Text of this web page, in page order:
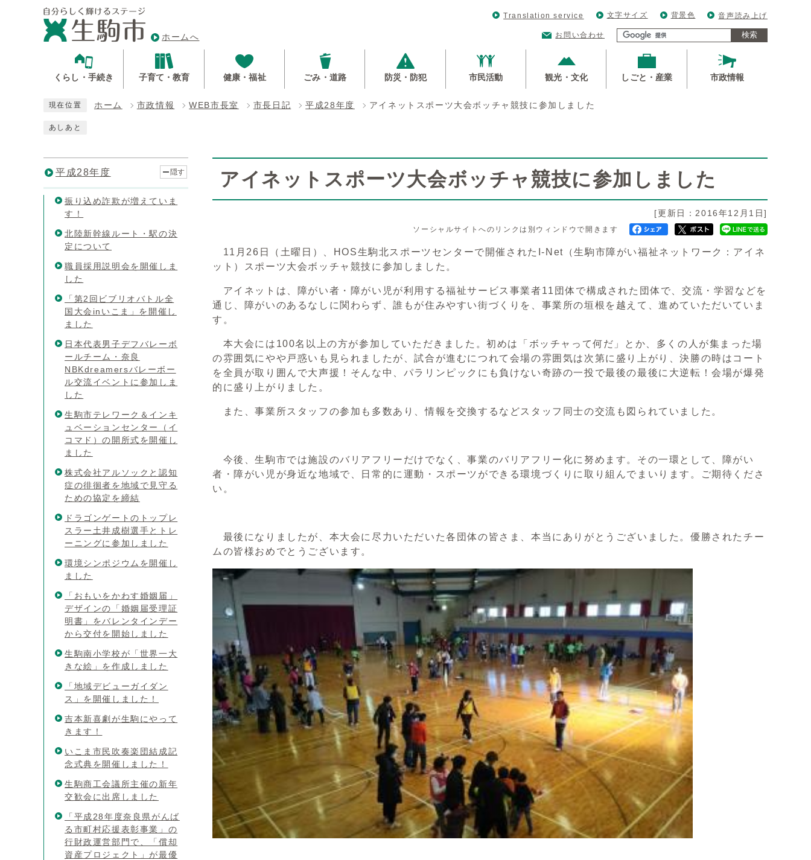
ホームへ
Translation service 文字サイズ 背景色 音声読み上げ
お問い合わせ 検索
くらし・手続き 子育て・教育 健康・福祉 ごみ・道路 防災・防犯 市民活動 観光・文化 しごと・産業 市政情報
現在位置 ホーム 市政情報 WEB市長室 市長日記 平成28年度 アイネットスポーツ大会ボッチャ競技に参加しました
あしあと
アイネットスポーツ大会ボッチャ競技に参加しました
[更新日：2016年12月1日]
ソーシャルサイトへのリンクは別ウィンドウで開きます
11月26日（土曜日）、HOS生駒北スポーツセンターで開催されたI-Net（生駒市障がい福祉ネットワーク：アイネ
ット）スポーツ大会ボッチャ競技に参加しました。
アイネットは、障がい者・障がい児が利用する福祉サービス事業者11団体で構成された団体で、交流・学習などを
通じ、障がいのあるなしに関わらず、誰もが住みやすい街づくりを、事業所の垣根を越えて、進めていただいていま
す。
本大会には100名以上の方が参加していただきました。初めは「ボッチャって何だ」とか、多くの人が集まった場
の雰囲気にやや戸惑いも見られましたが、試合が進むにつれて会場の雰囲気は次第に盛り上がり、決勝の時はコート
を全員が取り囲んで大声援！そんな中、パラリンピックにも負けない奇跡の一投で最後の最後に大逆転！会場が爆発
的に盛り上がりました。
また、事業所スタッフの参加も多数あり、情報を交換するなどスタッフ同士の交流も図られていました。
今後、生駒市では施設のバリアフリーだけでなく、事業のバリアフリー化に努めます。その一環として、障がい
者・障がい児が身近な地域で、日常的に運動・スポーツができる環境づくりに取り組んでまいります。ご期待くださ
い。
最後になりましたが、本大会に尽力いただいた各団体の皆さま、本当にありがとうございました。優勝されたチー
ムの皆様おめでとうございます。
平成28年度 隠す
振り込め詐欺が増えていま
す！
北陸新幹線ルート・駅の決
定について
職員採用説明会を開催しま
した
「第2回ビブリオバトル全
国大会inいこま」を開催し
ました
日本代表男子デフバレーボ
ールチーム・奈良
NBKdreamersバレーボー
ル交流イベントに参加しま
した
生駒市テレワーク＆インキ
ュベーションセンター（イ
コマド）の開所式を開催し
ました
株式会社アルソックと認知
症の徘徊者を地域で見守る
ための協定を締結
ドラゴンゲートのトップレ
スラー土井成樹選手とトレ
ーニングに参加しました
環境シンポジウムを開催し
ました
「おもいをかわす婚姻届」
デザインの「婚姻届受理証
明書」をバレンタインデー
から交付を開始しました
生駒南小学校が「世界一大
きな絵」を作成しました
「地域デビューガイダン
ス」を開催しました！
吉本新喜劇が生駒にやって
きます！
いこま市民吹奏楽団結成記
念式典を開催しました！
生駒商工会議所主催の新年
交歓会に出席しました
「平成28年度奈良県がんば
る市町村応援表彰事業」の
行財政運営部門で、「償却
資産プロジェクト」が最優